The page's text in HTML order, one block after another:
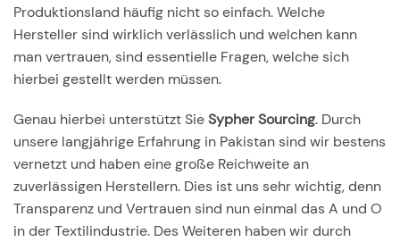
Produktionsland häufig nicht so einfach. Welche
Hersteller sind wirklich verlässlich und welchen kann
man vertrauen, sind essentielle Fragen, welche sich
hierbei gestellt werden müssen.
Genau hierbei unterstützt SieSypher Sourcing. Durch
unsere langjährige Erfahrung in Pakistan sind wir bestens
vernetzt und haben eine große Reichweite an
zuverlässigen Herstellern. Dies ist uns sehr wichtig, denn
Transparenz und Vertrauen sind nun einmal das A und O
in der Textilindustrie. Des Weiteren haben wir durch